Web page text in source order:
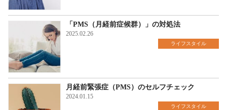
「PMS（月経前症候群）」の対処法
2025.02.26
ライフスタイル
月経前緊張症（PMS）のセルフチェック
2024.01.15
ライフスタイル